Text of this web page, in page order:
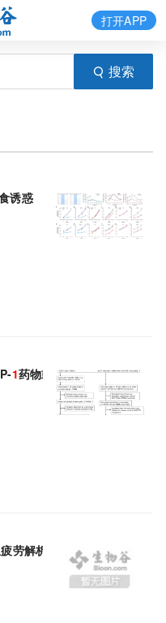
搜索
打开APP
诱惑
1药物或能额外降低机体的血
劳解析